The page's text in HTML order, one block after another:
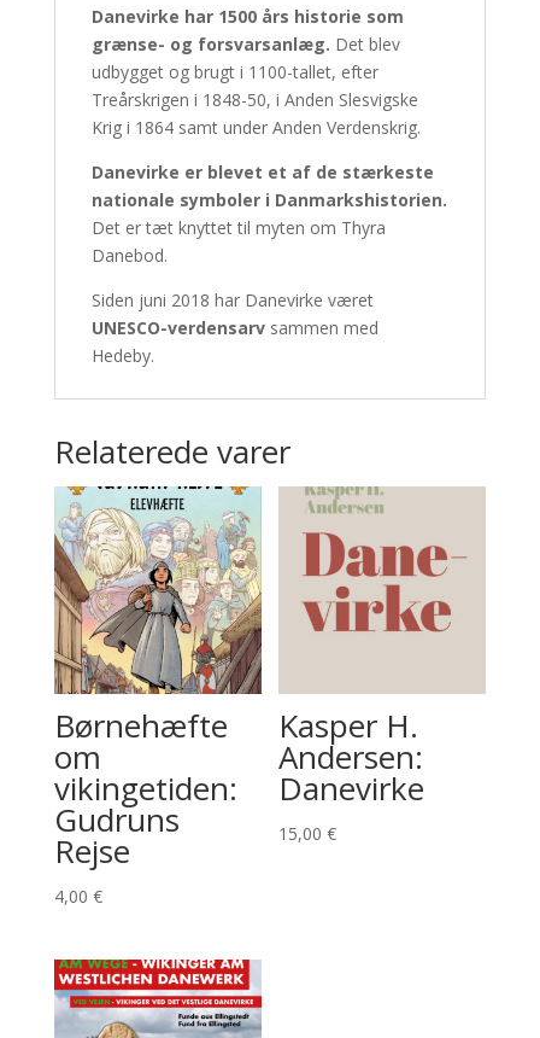
Danevirke har 1500 års historie som
grænse- og forsvarsanlæg. Det blev
udbygget og brugt i 1100-tallet, efter
Treårskrigen i 1848-50, i Anden Slesvigske
Krig i 1864 samt under Anden Verdenskrig.
Danevirke er blevet et af de stærkeste
nationale symboler i Danmarkshistorien.
Det er tæt knyttet til myten om Thyra
Danebod.
Siden juni 2018 har Danevirke været
UNESCO-verdensarv sammen med
Hedeby.
Relaterede varer
Børnehæfte
om
vikingetiden:
Gudruns
Rejse
4,00 €
Kasper H.
Andersen:
Danevirke
15,00€